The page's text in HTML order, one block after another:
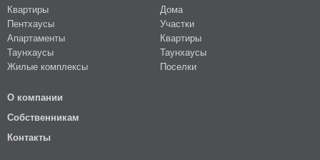
Квартиры
Пентхаусы
Апартаменты
Таунхаусы
Жилые комплексы
Дома
Участки
Квартиры
Таунхаусы
Поселки
О компании
Собственникам
Контакты